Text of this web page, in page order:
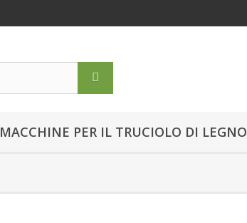
MACCHINE PER IL TRUCIOLO DI LEGNO